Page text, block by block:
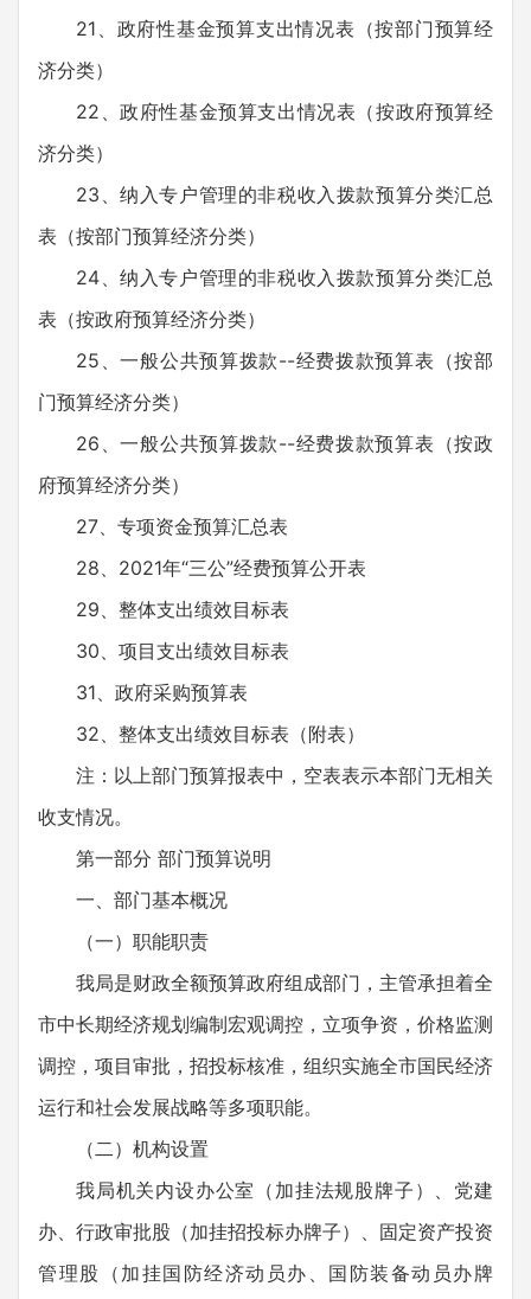
21、政府性基金预算支出情况表（按部门预算经
济分类）
22、政府性基金预算支出情况表（按政府预算经
济分类）
23、纳入专户管理的非税收入拨款预算分类汇总
表（按部门预算经济分类）
24、纳入专户管理的非税收入拨款预算分类汇总
表（按政府预算经济分类）
25、一般公共预算拨款--经费拨款预算表（按部
门预算经济分类）
26、一般公共预算拨款--经费拨款预算表（按政
府预算经济分类）
27、专项资金预算汇总表
28、2021年“三公”经费预算公开表
29、整体支出绩效目标表
30、项目支出绩效目标表
31、政府采购预算表
32、整体支出绩效目标表（附表）
注：以上部门预算报表中，空表表示本部门无相关
收支情况。
第一部分 部门预算说明
一、部门基本概况
（一）职能职责
我局是财政全额预算政府组成部门，主管承担着全
市中长期经济规划编制宏观调控，立项争资，价格监测
调控，项目审批，招投标核准，组织实施全市国民经济
运行和社会发展战略等多项职能。
（二）机构设置
我局机关内设办公室（加挂法规股牌子）、党建
办、行政审批股（加挂招投标办牌子）、固定资产投资
管理股（加挂国防经济动员办、国防装备动员办牌